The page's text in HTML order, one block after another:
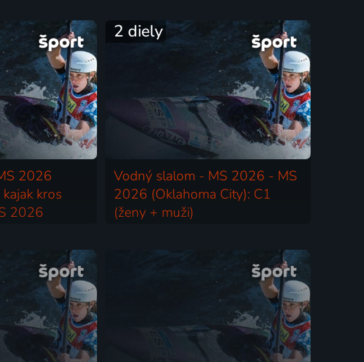
2026
kros
2026
vodném slalomu
2 diely
Vodný slalom - MS 2026 - MS
2026 (Oklahoma City): C1
(ženy + muži)